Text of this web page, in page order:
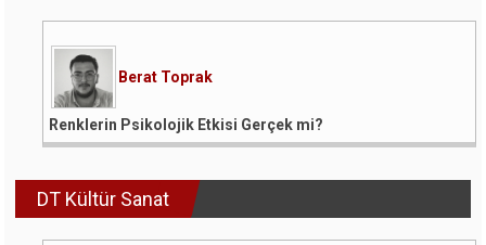
Berat Toprak
Renklerin Psikolojik Etkisi Gerçek mi?
DT Kültür Sanat